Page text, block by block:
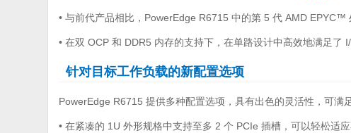
• 与前代产品相比，PowerEdge R6715 中的第 5 代 AMD EPYC™
• 在双 OCP 和 DDR5 内存的支持下，在单路设计中高效地满足了
针对目标工作负载的新配置选项
PowerEdge R6715 提供多种配置选项，具有出色的灵活性，可满
• 在紧凑的 1U 外形规格中支持至多 2 个 PCIe 插槽，可以轻松适应